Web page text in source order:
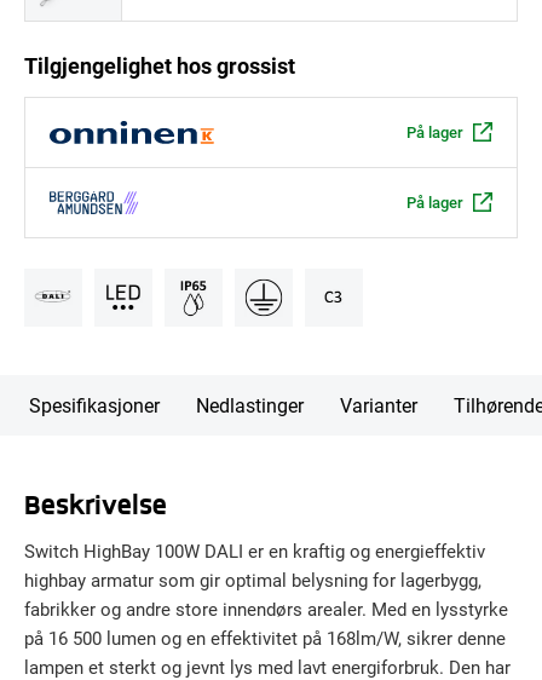
Tilgjengelighet hos grossist
På lager
På lager
Spesifikasjoner Nedlastinger Varianter
Beskrivelse
Switch HighBay 100W DALI er en kraftig og energieffektiv
highbay armatur som gir optimal belysning for lagerbygg,
fabrikker og andre store innendørs arealer. Med en lysstyrke
på 16 500 lumen og en effektivitet på 168lm/W, sikrer denne
lampen et sterkt og jevnt lys med lavt energiforbruk. Den har